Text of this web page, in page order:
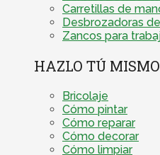
Carretillas de
Desbrozadoras
Zancos para
HAZLO TÚ MISMO
Bricolaje
Cómo pintar
Cómo reparar
Cómo decorar
Cómo limpiar